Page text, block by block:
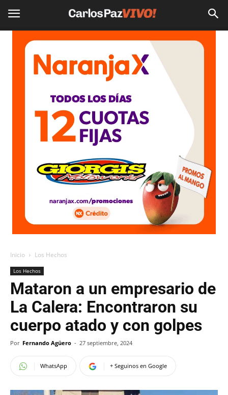
Inicio Los Hechos
Los Hechos
Mataron a un empresario de
La Calera: Encontraron su
cuerpo atado y con golpes
Por Fernando Agüero - 27 septiembre, 2024
WhatsApp + Seguinos en Google